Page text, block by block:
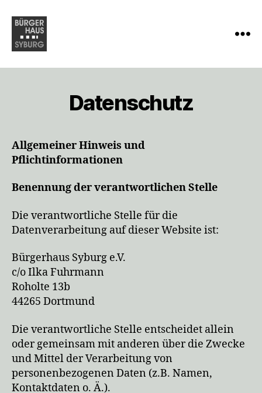
Syburg
Datenschutz
Allgemeiner Hinweis und
Pflichtinformationen
Benennung der verantwortlichen Stelle
Die verantwortliche Stelle für die
Datenverarbeitung auf dieser Website ist:
Bürgerhaus Syburg e.V.
c/o Ilka Fuhrmann
Roholte 13b
44265 Dortmund
Die verantwortliche Stelle entscheidet allein
oder gemeinsam mit anderen über die Zwecke
und Mittel der Verarbeitung von
personenbezogenen Daten (z.B. Namen,
Kontaktdaten o. Ä.).